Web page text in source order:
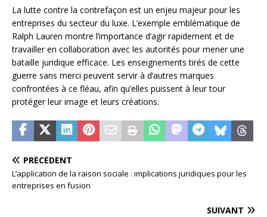
La lutte contre la contrefaçon est un enjeu majeur pour les
entreprises du secteur du luxe. L’exemple emblématique de
Ralph Lauren montre l’importance d’agir rapidement et de
travailler en collaboration avec les autorités pour mener une
bataille juridique efficace. Les enseignements tirés de cette
guerre sans merci peuvent servir à d’autres marques
confrontées à ce fléau, afin qu’elles puissent à leur tour
protéger leur image et leurs créations.
PRÉCÉDENT
L’application de la raison sociale : implications juridiques pour les
entreprises en fusion
SUIVANT